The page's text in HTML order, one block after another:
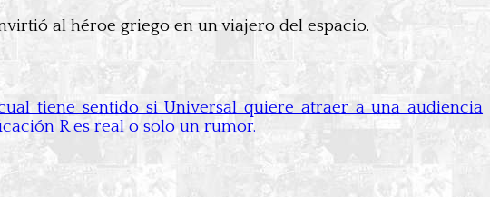
al héroe griego en un viajero del espacio.
tiene sentido si Universal quiere atraer a una audiencia
R es real o solo un rumor.